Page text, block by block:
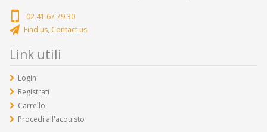
02 41 67 79 30
Find us, Contact us
Link utili
Login
Registrati
Carrello
Procedi all'acquisto